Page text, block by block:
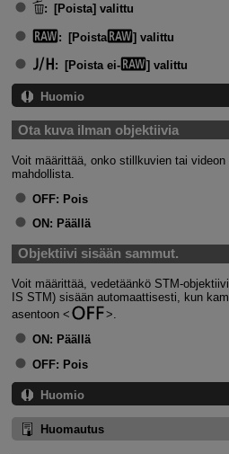
: [Poista] valittu
: [Poista ] valittu
: [Poista ei- ] valittu
Huomio
Ota kuva ilman objektiivia
Voit määrittää, onko stillkuvien tai
mahdollista.
OFF: Pois
ON: Päällä
Objektiivi sisään sammut.
Voit määrittää, vedetäänkö STM-
IS STM) sisään automaattisesti, kun
asentoon
.
ON: Päällä
OFF: Pois
Huomio
Huomautus